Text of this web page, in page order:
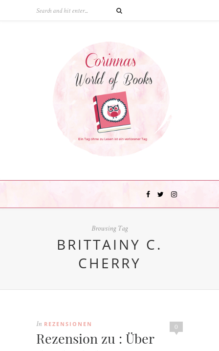
Browsing Tag
BRITTAINY C.
CHERRY
0
In REZENSIONEN
Rezension zu : Über